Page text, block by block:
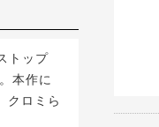
トップ
本作に
クロミら